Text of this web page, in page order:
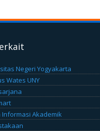
Negeri Yogyakarta
Wates UNY
Informasi Akademik